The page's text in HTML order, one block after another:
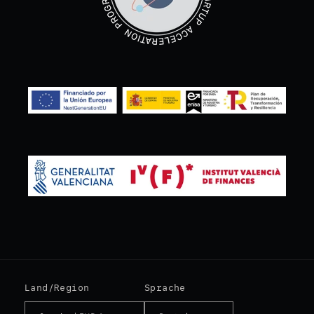
Land/Region Sprache